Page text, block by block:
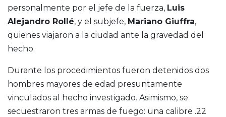
personalmente por el jefe de la fuerza, Luis
Alejandro Rollé, y el subjefe, Mariano Giuffra,
quienes viajaron a la ciudad ante la gravedad del
hecho.
Durante los procedimientos fueron detenidos dos
hombres mayores de edad presuntamente
vinculados al hecho investigado. Asimismo, se
secuestraron tres armas de fuego: una calibre .22